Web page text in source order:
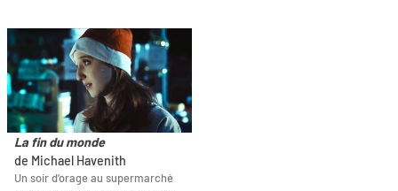
La fin du monde
de Michael Havenith
Un soir d’orage au supermarché